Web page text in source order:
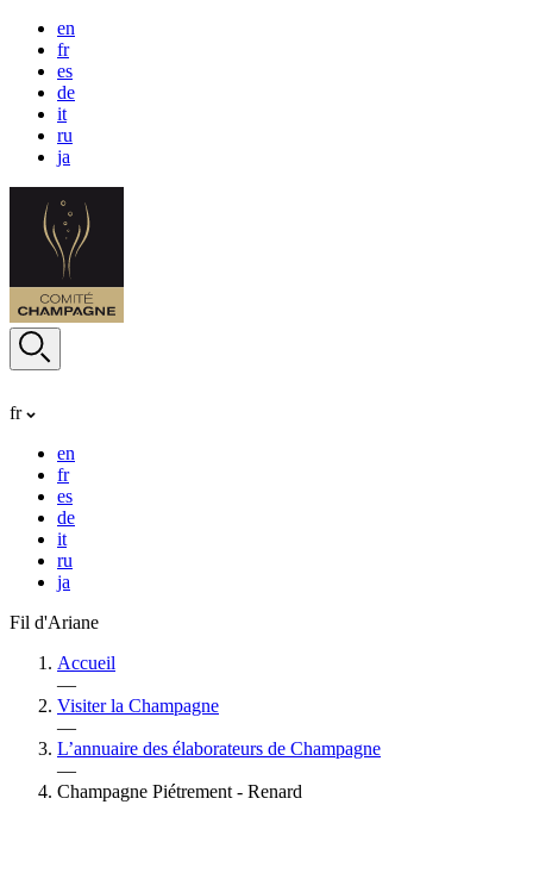
en
fr
es
de
it
ru
ja
fr
en
fr
es
de
it
ru
ja
Fil d'Ariane
Accueil
—
Visiter la Champagne
—
L’annuaire des élaborateurs de Champagne
—
Champagne Piétrement - Renard